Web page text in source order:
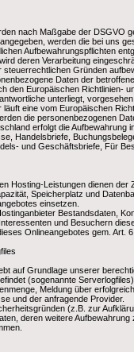
nach Maßgabe der DSGVO
werden die bei uns
Aufbewahrungspflichten
deren Verarbeitung
Gründen
Daten der
den Europäischen Richtlinien-
unterliegt,
eine vom Europäischen
die personenbezogenen
erfolgt die
Handelsbriefe,
und Geschäftsbriefe, Für
Hosting-Leistungen dienen
Speicherplatz und
einsetzen.
Bestandsdaten,
und Besuchern
Onlineangebotes gem. Art.
auf Grundlage unserer
(sogenannte
Meldung über
und der anfragende Provider.
(z.B. zur
deren weitere